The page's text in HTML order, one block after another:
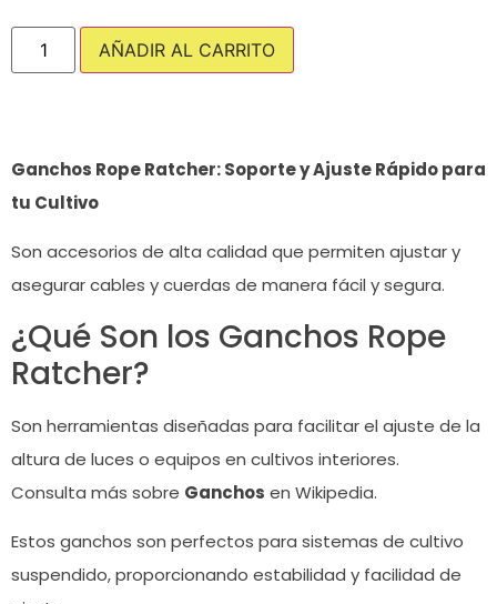
AÑADIR AL CARRITO
Ganchos Rope Ratcher: Soporte y Ajuste Rápido para
tu Cultivo
Son accesorios de alta calidad que permiten ajustar y
asegurar cables y cuerdas de manera fácil y segura.
¿Qué Son los Ganchos Rope
Ratcher?
Son herramientas diseñadas para facilitar el ajuste de la
altura de luces o equipos en cultivos interiores.
Consulta más sobre Ganchos en Wikipedia.
Estos ganchos son perfectos para sistemas de cultivo
suspendido, proporcionando estabilidad y facilidad de